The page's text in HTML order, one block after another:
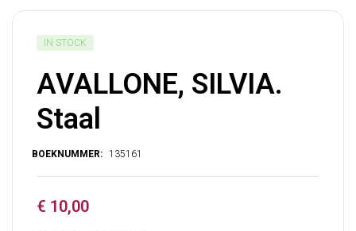
IN STOCK
AVALLONE, SILVIA.
Staal
€ 10,00